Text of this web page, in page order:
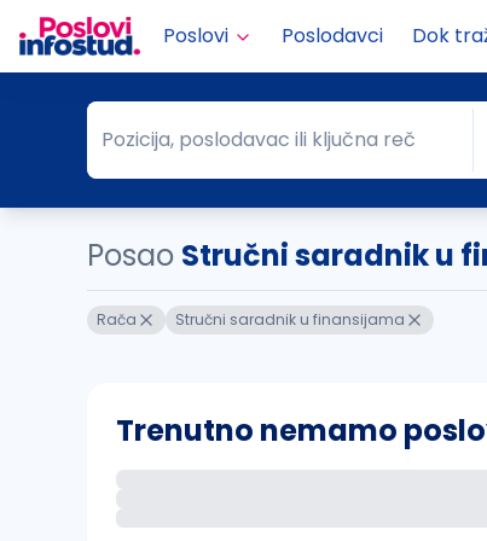
Poslovi Poslodavci Dok
Pozicija, poslodavac ili ključna reč
Pozicija, poslodavac ili ključna reč
Posao Stručni saradnik u
Rača Stručni saradnik u finansijama
Trenutno nemamo